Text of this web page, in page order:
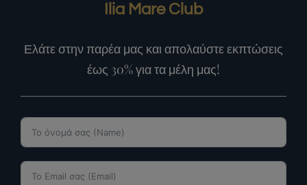
Ilia Mare Club
Ελάτε στην παρέα μας και απολαύστε εκπτώσεις
έως 30% για τα μέλη μας!